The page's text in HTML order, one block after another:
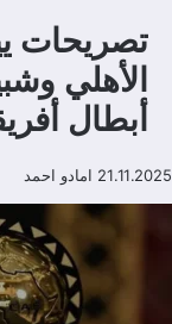
تصريحات
الأهلي
أبطال
21.11.2025 امادو احمد